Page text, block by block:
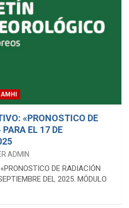
«PRONOSTICO DE
EL 17 DE
ADMIN
DE RADIACIÓN
DEL 2025. MÓDULO